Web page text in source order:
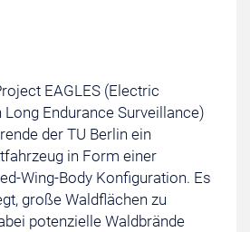
EAGLES (Electric
Endurance Surveillance)
der TU Berlin ein
in Form einer
Wing-Body Konfiguration. Es
große Waldflächen zu
potenzielle Waldbrände